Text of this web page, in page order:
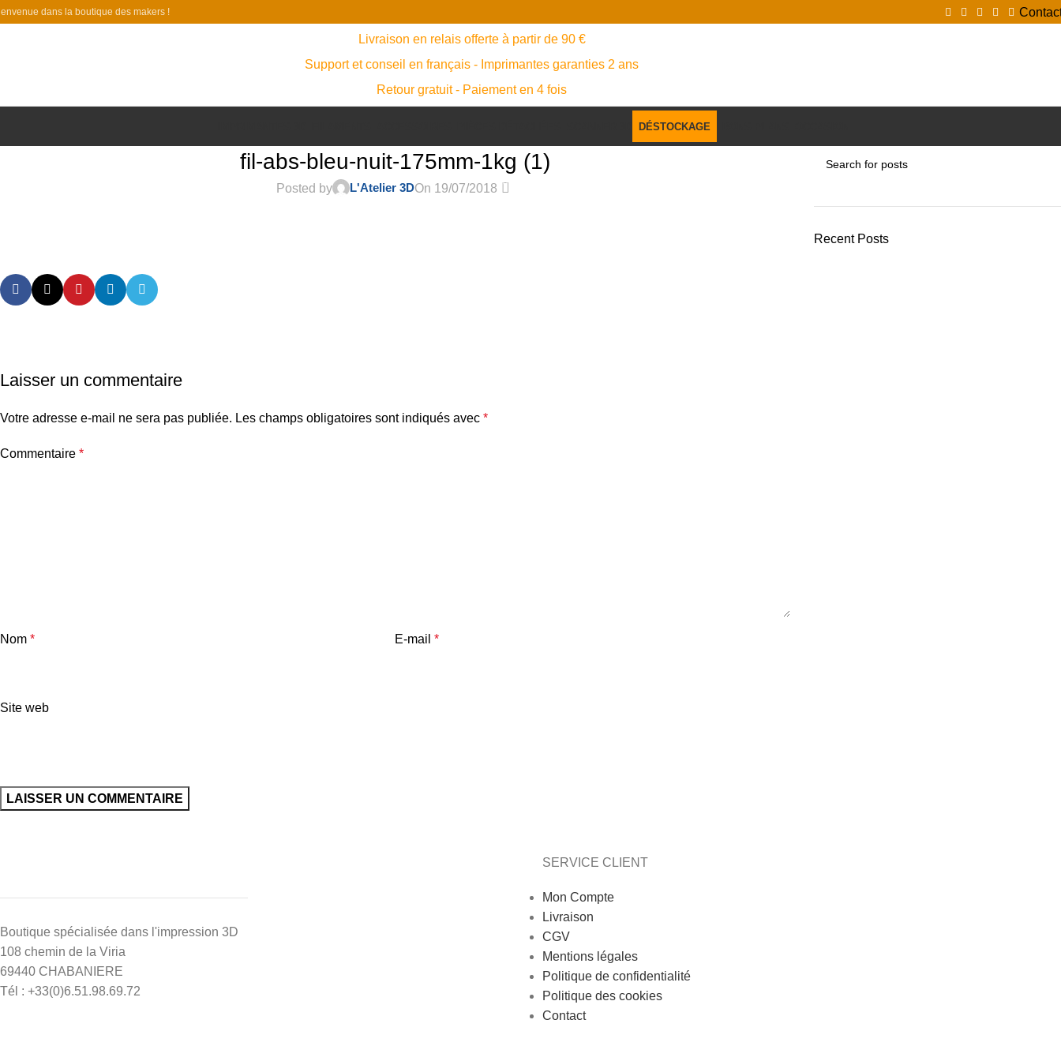
dans la boutique des makers !
Livraison en relais offerte à partir de 90 €
Support et conseil en français - Imprimantes garanties 2 ans
Retour gratuit - Paiement en 4 fois
DÉSTOCKAGE
fil-abs-bleu-nuit-175mm-1kg (1)
Posted by L'Atelier 3DOn 19/07/2018 0
Laisser un commentaire
Votre adresse e-mail ne sera pas publiée. Les champs obligatoires sont indiqués avec *
Commentaire *
Nom * E-mail*
Site web
Recent Posts
Boutique spécialisée dans l'impression 3D
108 chemin de la Viria
69440 CHABANIERE
Tél : +33(0)6.51.98.69.72
SERVICE CLIENT
Mon Compte
Livraison
CGV
Mentions légales
Politique de confidentialité
Politique des cookies
Contact